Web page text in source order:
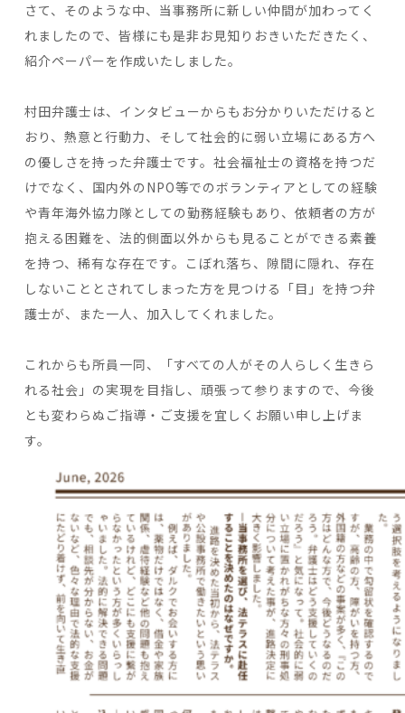
さて、そのような中、当事務所に新しい仲間が加わってく
れましたので、皆様にも是非お見知りおきいただきたく、
紹介ペーパーを作成いたしました。
村田弁護士は、インタビューからもお分かりいただけると
おり、熱意と行動力、そして社会的に弱い立場にある方へ
の優しさを持った弁護士です。社会福祉士の資格を持つだ
けでなく、国内外のNPO等でのボランティアとしての経験
や青年海外協力隊としての勤務経験もあり、依頼者の方が
抱える困難を、法的側面以外からも見ることができる素養
を持つ、稀有な存在です。こぼれ落ち、隙間に隠れ、存在
しないこととされてしまった方を見つける「目」を持つ弁
護士が、また一人、加入してくれました。
これからも所員一同、「すべての人がその人らしく生きら
れる社会」の実現を目指し、頑張って参りますので、今後
とも変わらぬご指導・ご支援を宜しくお願い申し上げま
す。